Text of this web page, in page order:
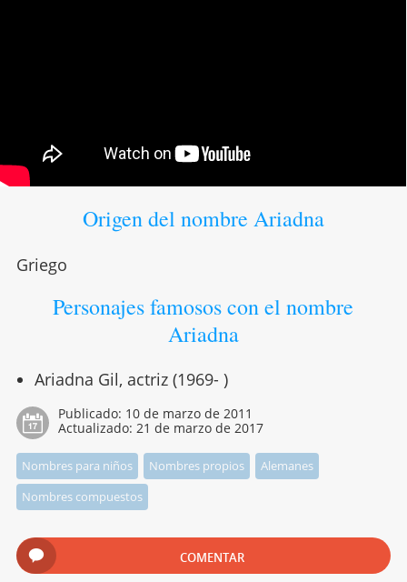
Origen del nombre Ariadna
Griego
Personajes famosos con el nombre
Ariadna
Ariadna Gil, actriz (1969- )
Publicado: 10 de marzo de 2011
Actualizado: 21 de marzo de 2017
Nombres para niños Nombres propios
Alemanes
Nombres compuestos
COMENTAR